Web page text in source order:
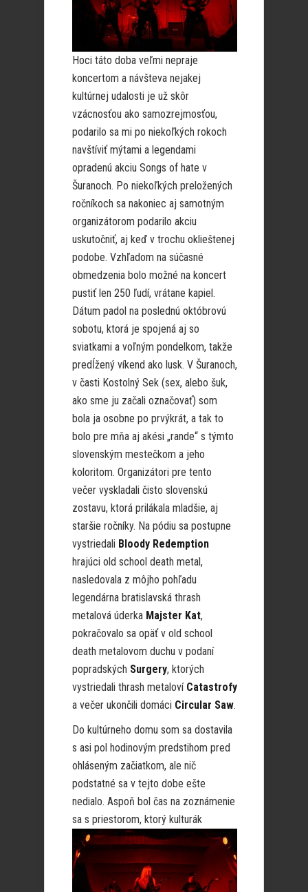
Hoci táto doba veľmi nepraje
koncertom a návšteva nejakej
kultúrnej udalosti je už skôr
vzácnosťou ako samozrejmosťou,
podarilo sa mi po niekoľkých rokoch
navštíviť mýtami a legendami
opradenú akciu Songs of hate v
Šuranoch. Po niekoľkých preložených
ročníkoch sa nakoniec aj samotným
organizátorom podarilo akciu
uskutočniť, aj keď v trochu oklieštenej
podobe. Vzhľadom na súčasné
obmedzenia bolo možné na koncert
pustiť len 250 ľudí, vrátane kapiel.
Dátum padol na poslednú októbrovú
sobotu, ktorá je spojená aj so
sviatkami a voľným pondelkom, takže
predĺžený víkend ako lusk. V Šuranoch,
v časti Kostolný Sek (sex, alebo šuk,
ako sme ju začali označovať) som
bola ja osobne po prvýkrát, a tak to
bolo pre mňa aj akési „rande“ s týmto
slovenským mestečkom a jeho
koloritom. Organizátori pre tento
večer vyskladali čisto slovenskú
zostavu, ktorá prilákala mladšie, aj
staršie ročníky. Na pódiu sa postupne
vystriedali Bloody Redemption
hrajúci old school death metal,
nasledovala z môjho pohľadu
legendárna bratislavská thrash
metalová úderka Majster Kat,
pokračovalo sa opäť v old school
death metalovom duchu v podaní
popradských Surgery, ktorých
vystriedali thrash metaloví Catastrofy
a večer ukončili domáci Circular Saw.
Do kultúrneho domu som sa dostavila
s asi pol hodinovým predstihom pred
ohláseným začiatkom, ale nič
podstatné sa v tejto dobe ešte
nedialo. Aspoň bol čas na zoznámenie
sa s priestorom, ktorý kulturák